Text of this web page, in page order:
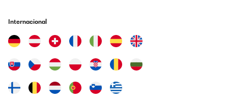
Internacional